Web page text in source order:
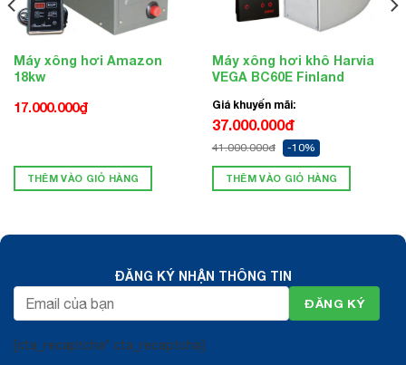
Máy xông hơi Amazon
18kw
17.000.000₫
THÊM VÀO GIỎ HÀNG
Máy xông hơi khô Harvia
VEGA BC60E Finland
Giá khuyến mãi:
37.000.000đ
41.000.000đ -10%
THÊM VÀO GIỎ HÀNG
ĐĂNG KÝ NHẬN THÔNG TIN
[cta_recaptcha* cta_recaptcha]